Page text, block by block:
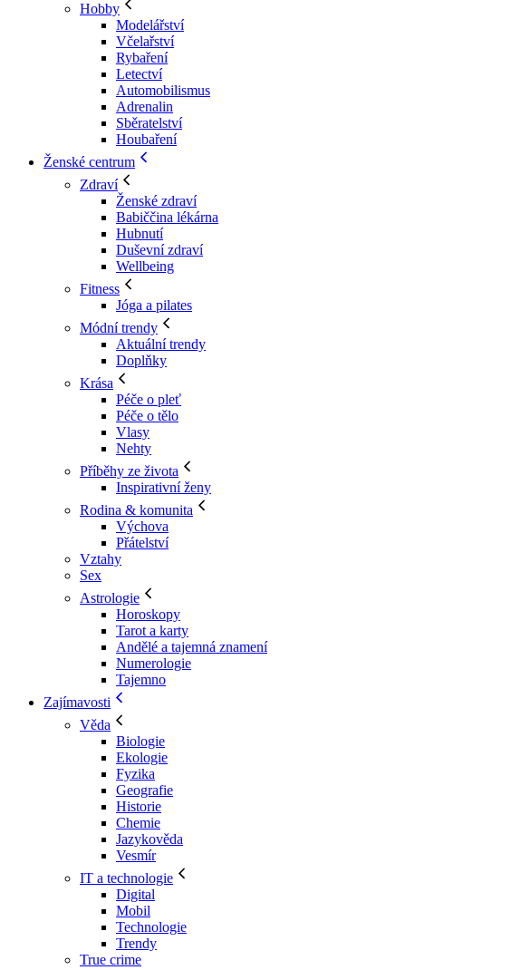
Hobby
Modelářství
Včelařství
Rybaření
Letectví
Automobilismus
Adrenalin
Sběratelství
Houbaření
Ženské centrum
Zdraví
Ženské zdraví
Babiččina lékárna
Hubnutí
Duševní zdraví
Wellbeing
Fitness
Jóga a pilates
Módní trendy
Aktuální trendy
Doplňky
Krása
Péče o pleť
Péče o tělo
Vlasy
Nehty
Příběhy ze života
Inspirativní ženy
Rodina & komunita
Výchova
Přátelství
Vztahy
Sex
Astrologie
Horoskopy
Tarot a karty
Andělé a tajemná znamení
Numerologie
Tajemno
Zajímavosti
Věda
Biologie
Ekologie
Fyzika
Geografie
Historie
Chemie
Jazykověda
Vesmír
IT a technologie
Digital
Mobil
Technologie
Trendy
True crime